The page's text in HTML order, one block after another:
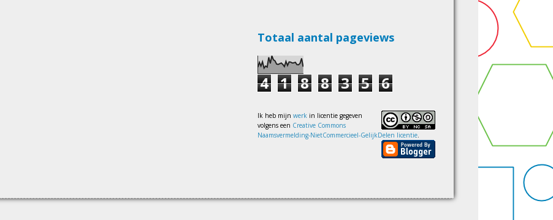
Totaal aantal pageviews
4 1 8 8 3 5 6
Ik heb mijn werk in licentie gegeven
volgens een Creative Commons
Naamsvermelding-NietCommercieel-GelijkDelen licentie